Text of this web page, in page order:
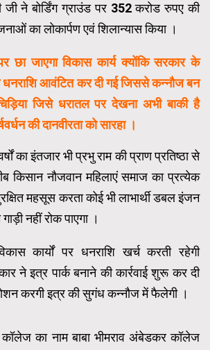
ने बोर्डिंग ग्राउंड पर 352 करोड रुपए की
का लोकार्पण एवं शिलान्यास किया ।
छा जाएगा विकास कार्य क्योंकि सरकार के
धनराशि आवंटित कर दी गई जिससे कन्नौज बन
जिसे धरातल पर देखना अभी बाकी है
की दानवीरता को सारहा ।
का इंतजार भी प्रभु राम की प्राण प्रतिष्ठा से
किसान नौजवान महिलाएं समाज का प्रत्येक
महसूस करता कोई भी लाभार्थी डबल इंजन
नहीं रोक पाएगा ।
कार्यों पर धनराशि खर्च करती रहेगी
ने इत्र पार्क बनाने की कार्रवाई शुरू कर दी
करगी इत्र की सुगंध कन्नौज में फैलेगी ।
का नाम बाबा भीमराव अंबेडकर कॉलेज